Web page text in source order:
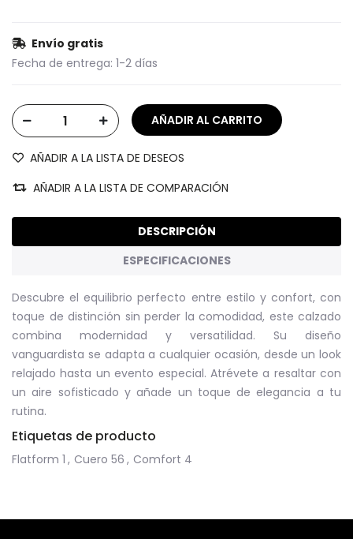
Envío gratis
Fecha de entrega: 1-2 días
AÑADIR A LA LISTA DE DESEOS
AÑADIR A LA LISTA DE COMPARACIÓN
DESCRIPCIÓN
ESPECIFICACIONES
Descubre el equilibrio perfecto entre estilo y confort, con
toque de distinción sin perder la comodidad, este calzado
combina modernidad y versatilidad. Su diseño
vanguardista se adapta a cualquier ocasión, desde un look
relajado hasta un evento especial. Atrévete a resaltar con
un aire sofisticado y añade un toque de elegancia a tu
rutina.
Etiquetas de producto
Flatform 1 , Cuero 56 , Comfort 4